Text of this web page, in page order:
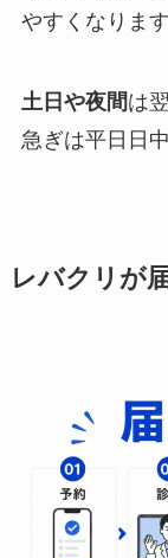
やすくなります
土日や夜間は
急ぎは平日日
レバクリが